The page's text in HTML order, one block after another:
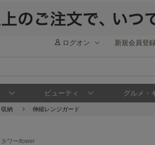
ログオン 新規会員登録
ビューティ グルメ・
納 伸縮レンジガード
タワー/tower